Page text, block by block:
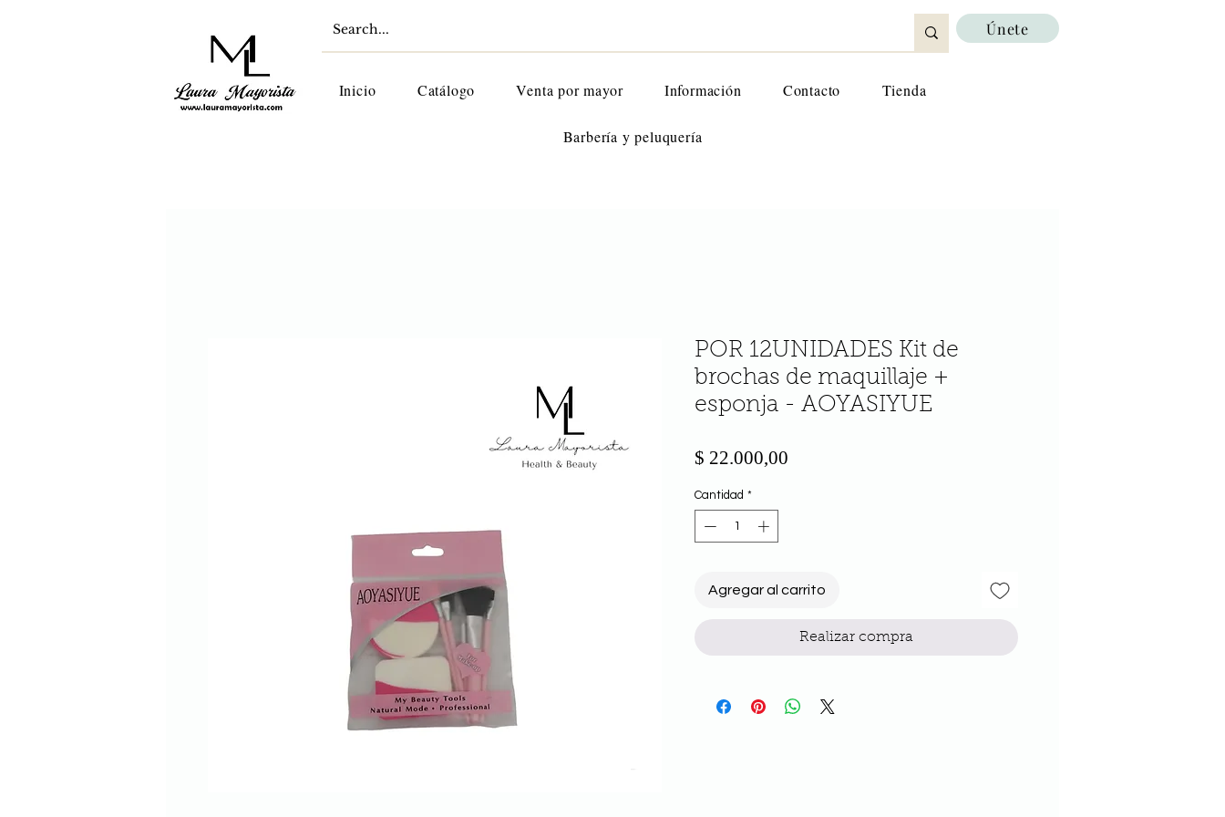
Únete
Inicio Catálogo Venta por mayor Información Contacto Tienda
Barbería y peluquería
POR 12UNIDADES Kit de
brochas de maquillaje +
esponja - AOYASIYUE
$ 22.000,00
Cantidad *
Agregar al carrito
Realizar compra